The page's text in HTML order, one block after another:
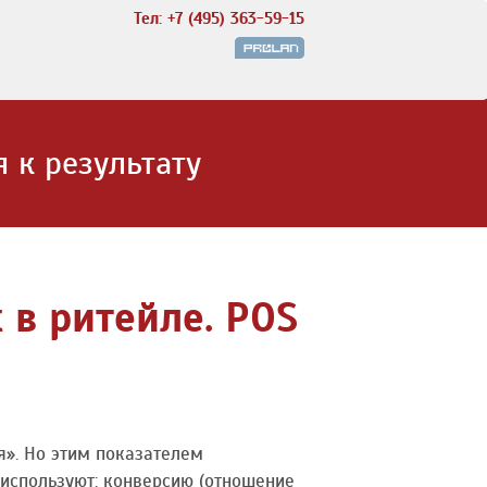
Тел: +7 (495) 363-59-15
результату
ритейле. POS
Но этим показателем
конверсию (отношение